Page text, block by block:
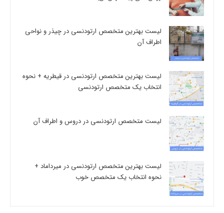
لیست بهترین متخصص ارتودنسی در چیذر و نواحی
اطراف آن
لیست بهترین متخصص ارتودنسی در قیطریه + نحوه
انتخاب یک متخصص ارتودنسی
لیست متخصص ارتودنسی در دروس و اطراف آن
لیست بهترین متخصص ارتودنسی در میرداماد +
نحوه انتخاب یک متخصص خوب